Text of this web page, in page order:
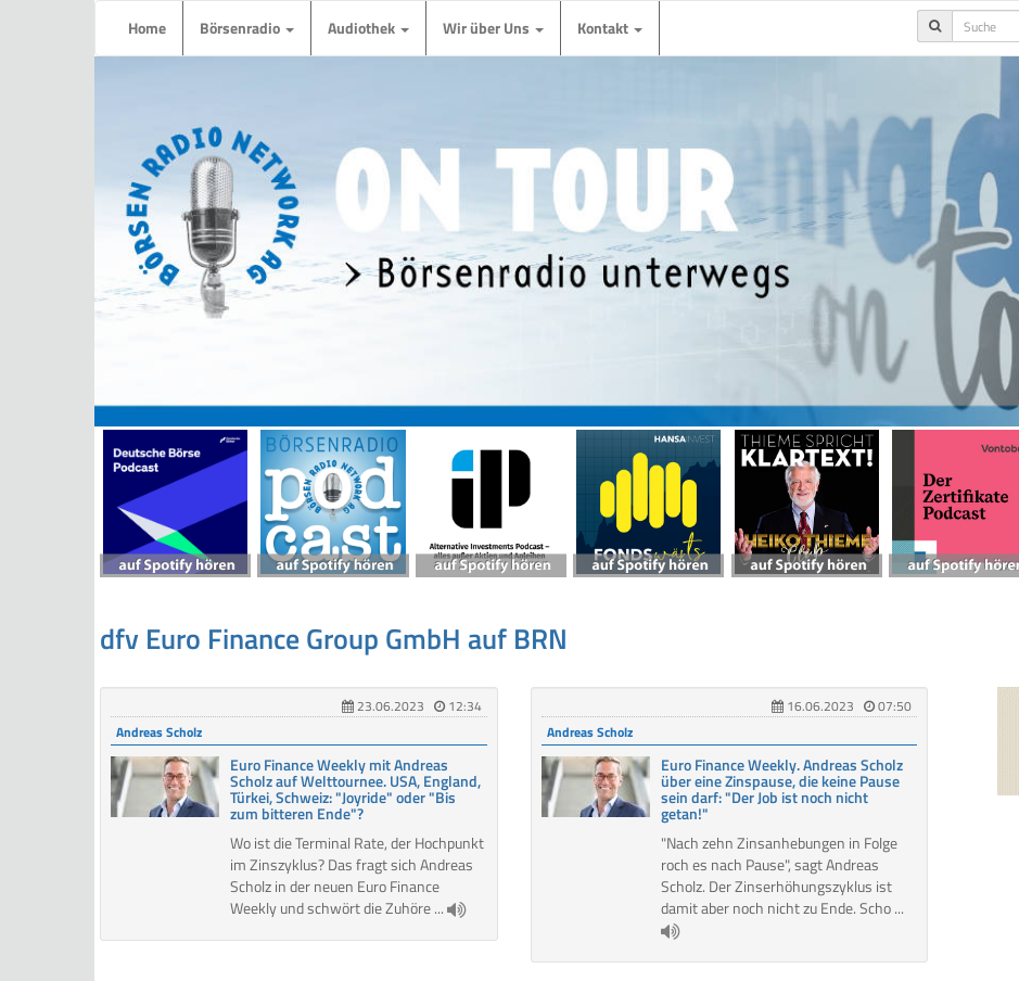
Home Börsenradio Audiothek Wir über Uns Kontakt
dfv Euro Finance Group GmbH auf BRN
23.06.2023
12:34
Andreas Scholz
Euro Finance Weekly mit Andreas
Scholz auf Welttournee. USA, England,
Türkei, Schweiz: "Joyride" oder "Bis
zum bitteren Ende"?
Wo ist die Terminal Rate, der Hochpunkt
im Zinszyklus? Das fragt sich Andreas
Scholz in der neuen Euro Finance
Weekly und schwört die Zuhöre ...
16.06.2023
07:50
Andreas Scholz
Euro Finance Weekly. Andreas Scholz
über eine Zinspause, die keine Pause
sein darf: "Der Job ist noch nicht
getan!"
"Nach zehn Zinsanhebungen in Folge
roch es nach Pause", sagt Andreas
Scholz. Der Zinserhöhungszyklus ist
damit aber noch nicht zu Ende. Scho ...